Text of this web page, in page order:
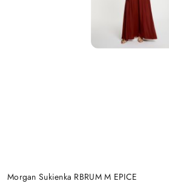
Morgan Sukienka RBRUM M EPICE